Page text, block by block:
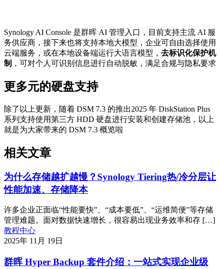
Synology AI Console 是群晖 AI 管理入口，目前支持主流 AI 服
务供应商，接下来也将支持本地大模型，企业可自由选择使用
云端服务，或在本地设备端运行大语言模型， 去标识化保护机
制 ，可对个人可识别信息进行自动脱敏，满足合规与隐私要求
更多元的硬盘支持
除了以上更新，随着 DSM 7.3 的推出2025 年 DiskStation Plus
系列支持使用第三方 HDD 硬盘进行安装和创建存储池，以上
就是为大家带来的 DSM 7.3 概览啦
相关文章
为什么存储越扩越慢？Synology Tiering热/冷分层让
性能加速、存储降本
许多企业正面临“性能要快”、“成本要低”、“运维简便”等存储
管理难题。面对数据快速增长，很容易出现业务效率和存 […]
教程中心
2025年 11月 19日
群晖 Hyper Backup 套件介绍：一站式实现企业级